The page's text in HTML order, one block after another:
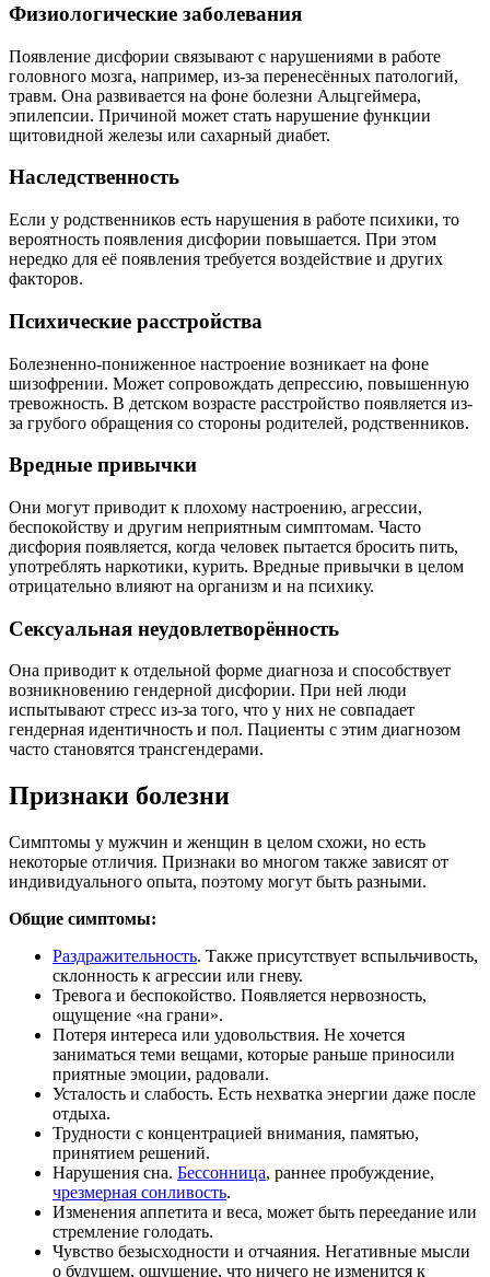
Физиологические заболевания
Появление дисфории связывают с нарушениями в работе
головного мозга, например, из-за перенесённых патологий,
травм. Она развивается на фоне болезни Альцгеймера,
эпилепсии. Причиной может стать нарушение функции
щитовидной железы или сахарный диабет.
Наследственность
Если у родственников есть нарушения в работе психики, то
вероятность появления дисфории повышается. При этом
нередко для её появления требуется воздействие и других
факторов.
Психические расстройства
Болезненно-пониженное настроение возникает на фоне
шизофрении. Может сопровождать депрессию, повышенную
тревожность. В детском возрасте расстройство появляется из-
за грубого обращения со стороны родителей, родственников.
Вредные привычки
Они могут приводит к плохому настроению, агрессии,
беспокойству и другим неприятным симптомам. Часто
дисфория появляется, когда человек пытается бросить пить,
употреблять наркотики, курить. Вредные привычки в целом
отрицательно влияют на организм и на психику.
Сексуальная неудовлетворённость
Она приводит к отдельной форме диагноза и способствует
возникновению гендерной дисфории. При ней люди
испытывают стресс из-за того, что у них не совпадает
гендерная идентичность и пол. Пациенты с этим диагнозом
часто становятся трансгендерами.
Признаки болезни
Симптомы у мужчин и женщин в целом схожи, но есть
некоторые отличия. Признаки во многом также зависят от
индивидуального опыта, поэтому могут быть разными.
Общие симптомы:
Раздражительность. Также присутствует вспыльчивость,
склонность к агрессии или гневу.
Тревога и беспокойство. Появляется нервозность,
ощущение «на грани».
Потеря интереса или удовольствия. Не хочется
заниматься теми вещами, которые раньше приносили
приятные эмоции, радовали.
Усталость и слабость. Есть нехватка энергии даже после
отдыха.
Трудности с концентрацией внимания, памятью,
принятием решений.
Нарушения сна. Бессонница, раннее пробуждение,
чрезмерная сонливость.
Изменения аппетита и веса, может быть переедание или
стремление голодать.
Чувство безысходности и отчаяния. Негативные мысли
о будущем, ощущение, что ничего не изменится к